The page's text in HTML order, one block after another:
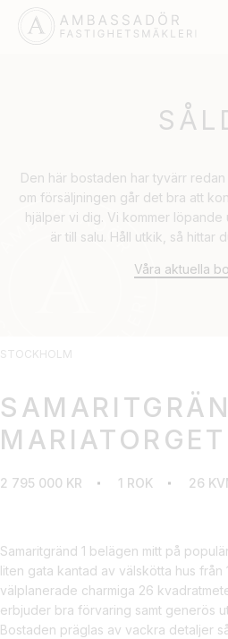
Den här bostaden har tyvärr
om försäljningen går det bra att
hjälper vi dig. Vi kommer
är till salu. Håll utkik, så hittar
Våra aktuella
STOCKHOLM
MARIATORGET
2 795 000 KR 1 ROK 26
Samaritgränd 1 belägen mitt på
liten gata kantad av välskötta hus från
välplanerade charmiga 26
erbjuder bra förvaring samt generös
Bostaden präglas av vackra detaljer